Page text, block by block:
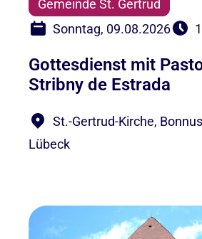
Gemeinde St. Gertrud
Sonntag, 09.08.2026
Gottesdienst mit
Stribny de Estrada
St.-Gertrud-Kirche,
Lübeck